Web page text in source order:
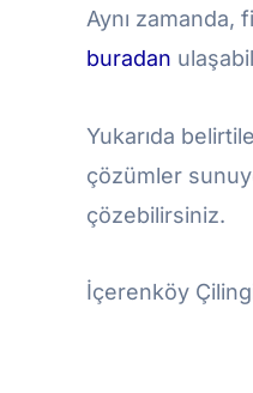
Aynı zamanda,
buradan
Yukarıda
çözümler
çözebilirsiniz.
İçerenköy